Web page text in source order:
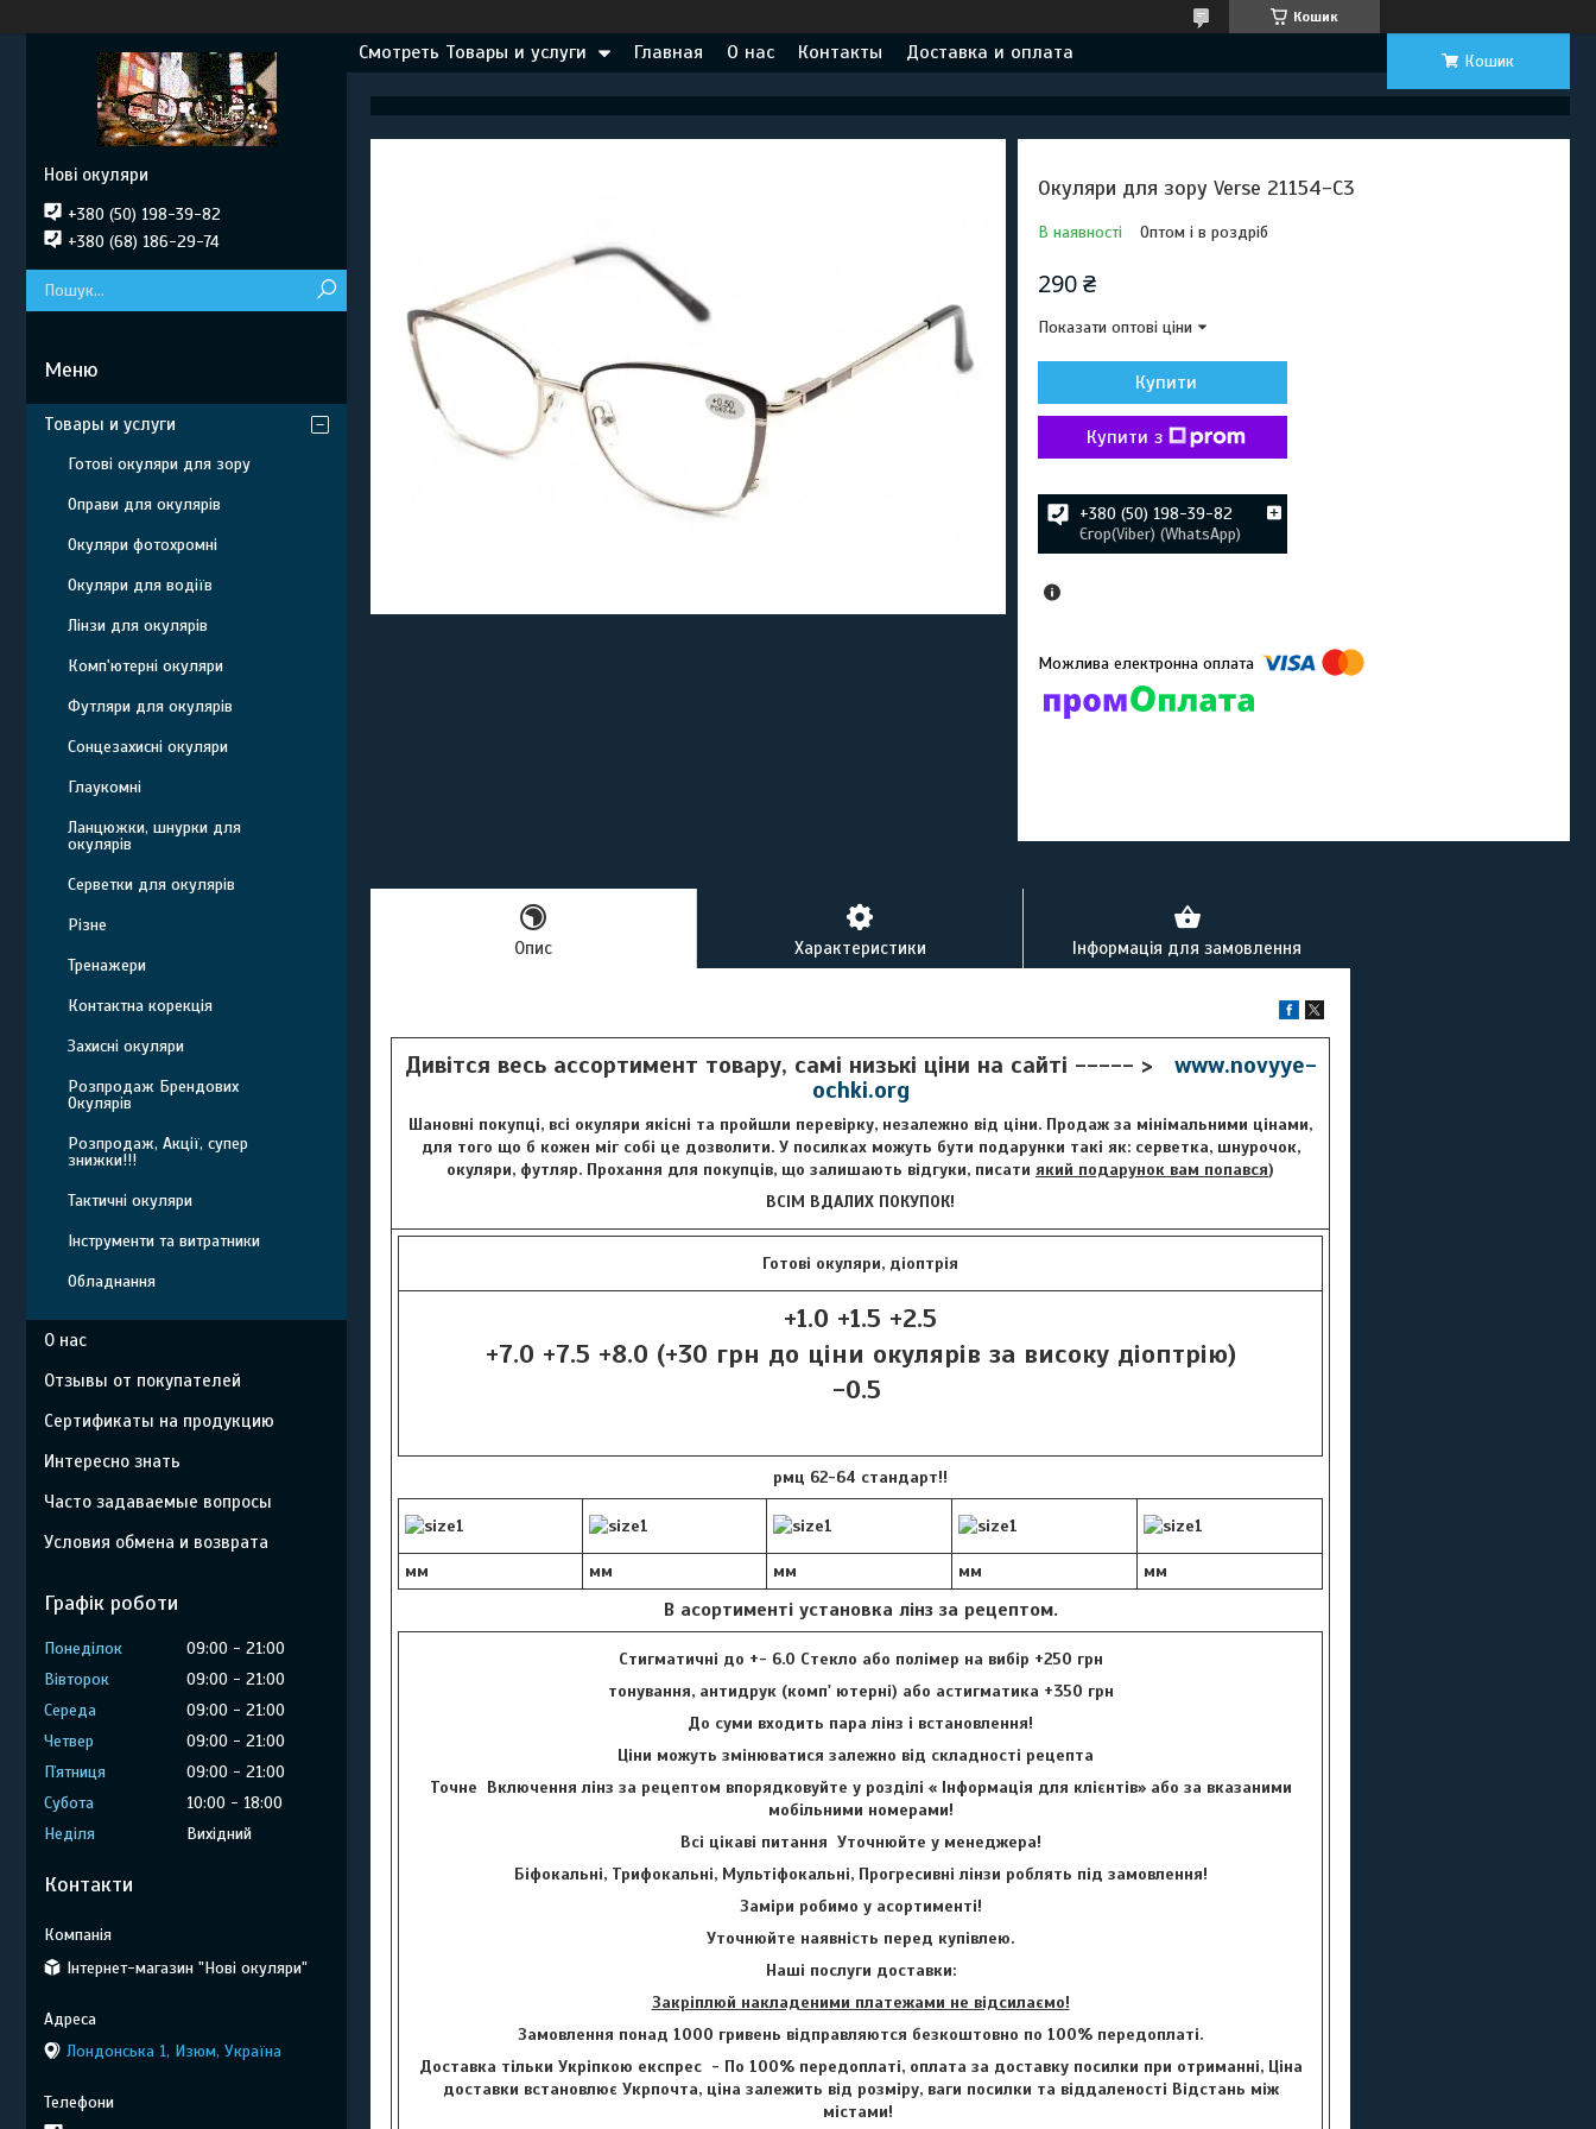
Кошик
Смотреть Товары и услуги Главная О нас Контакты Доставка и оплата Кошик
Окуляри для зору Verse 21154-C3
В наявності Оптом і в роздріб
290 ₴
Показати оптові ціни
Купити
Купити з
+380 (50) 198-39-82
Єгор(Viber) (WhatsApp)
Опис Характеристики Інформація для замовлення
Дивітся весь ассортимент товару, самі низькі ціни на сайті ----- > www.novyye-
ochki.org
Шановні покупці, всі окуляри якісні та пройшли перевірку, незалежно від ціни. Продаж за мінімальними цінами,
для того що б кожен міг собі це дозволити. У посилках можуть бути подарунки такі як: серветка, шнурочок,
окуляри, футляр. Прохання для покупців, що залишають відгуки, писати який подарунок вам попався)
ВСІМ ВДАЛИХ ПОКУПОК!
Готові окуляри, діоптрія
+1.0 +1.5 +2.5
+7.0 +7.5 +8.0 (+30 грн до ціни окулярів за високу діоптрію)
-0.5
рмц 62-64 стандарт!!
мм мм мм мм мм
В асортименті установка лінз за рецептом.
Стигматичні до +- 6.0 Стекло або полімер на вибір +250 грн
тонування, антидрук (комп' ютерні) або астигматика +350 грн
До суми входить пара лінз і встановлення!
Ціни можуть змінюватися залежно від складності рецепта
Точне Включення лінз за рецептом впорядковуйте у розділі « Інформація для клієнтів» або за вказаними
мобільними номерами!
Всі цікаві питання Уточнюйте у менеджера!
Біфокальні, Трифокальні, Мультіфокальні, Прогресивні лінзи роблять під замовлення!
Заміри робимо у асортименті!
Уточнюйте наявність перед купівлею.
Наші послуги доставки:
Закріплюй накладеними платежами не відсилаємо!
Замовлення понад 1000 гривень відправляются безкоштовно по 100% передоплаті.
Доставка тільки Укріпкою експрес - По 100% передоплаті, оплата за доставку посилки при отриманні, Ціна
доставки встановлює Укрпочта, ціна залежить від розміру, ваги посилки та віддаленості Відстань між
містами!
Нові окуляри
+380 (50) 198-39-82
+380 (68) 186-29-74
Товары и услуги
Готові окуляри для зору
Оправи для окулярів
Окуляри фотохромні
Окуляри для водіїв
Лінзи для окулярів
Комп'ютерні окуляри
Футляри для окулярів
Сонцезахисні окуляри
Глаукомні
Ланцюжки, шнурки для
окулярів
Серветки для окулярів
Різне
Тренажери
Контактна корекція
Захисні окуляри
Розпродаж Брендових
Окулярів
Розпродаж, Акції, супер
знижки!!!
Тактичні окуляри
Інструменти та витратники
Обладнання
О нас
Отзывы от покупателей
Сертификаты на продукцию
Интересно знать
Часто задаваемые вопросы
Условия обмена и возврата
Графік роботи
Понеділок 09:00
21:00
Вівторок
09:00
21:00
Середа
09:00
21:00
Четвер
09:00
21:00
Пʼятниця
09:00
21:00
Субота
10:00
18:00
Неділя
Вихідний
Контакти
Інтернет-магазин "Нові окуляри"
Лондонська 1, Изюм, Україна